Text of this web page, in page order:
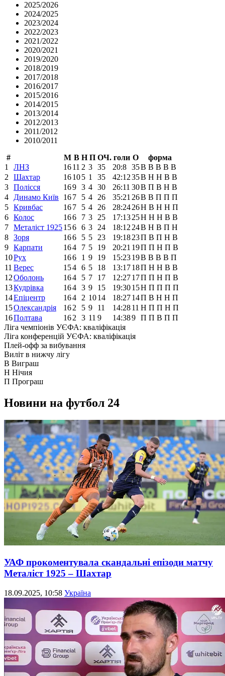
2025/2026
2024/2025
2023/2024
2022/2023
2021/2022
2020/2021
2019/2020
2018/2019
2017/2018
2016/2017
2015/2016
2014/2015
2013/2014
2012/2013
2011/2012
2010/2011
#
М В Н П ОЧ. голи О
форма
1
ЛНЗ 1611 2 3 35 20:8 35В В В В В
2
Шахтар 16105 1 35 42:1235В Н Н В В
3 Полісся 169 3 4 30 26:11 30В П В Н В
4
Динамо Київ 167 5 4 26 35:21 26В В П П П
5 Кривбас 167 5 4 26 28:2426Н В Н Н П
6 Колос 166 7 3 25 17:1325Н Н Н В В
7 Металіст 1925156 6 3 24 18:12 24В Н В П Н
8 Зоря 166 5 5 23 19:1823П В П Н В
9 Карпати 164 7 5 19 20:21 19П П Н П В
10Рух 166 1 9 19 15:2319В В В В П
11 Верес 154 6 5 18 13:1718П Н Н В В
12Оболонь 164 5 7 17 12:2717П П Н П В
13Кудрівка 164 3 9 15 19:3015Н П П П П
14Епіцентр 164 2 1014 18:2714П В Н Н П
15Олександрія 162 5 9 11 14:2811 Н П П Н П
16Полтава 162 3 11 9 14:389 П П В П П
Ліга чемпіонів УЄФА: кваліфікація
Ліга конференцій УЄФА: кваліфікація
Плей-офф за вибування
Виліт в нижчу лігу
В Виграш
Н Нічия
П Програш
Новини на футбол 24
УАФ прокоментувала скандальні епізоди матчу
Металіст 1925 – Шахтар
18.09.2025, 10:58 Україна